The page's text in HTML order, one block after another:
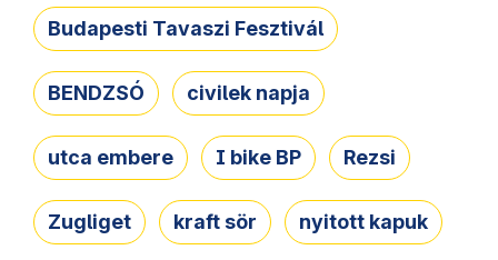
Budapesti Tavaszi Fesztivál
BENDZSÓ civilek napja
utca embere I bike BP Rezsi
Zugliget kraft sör nyitott kapuk